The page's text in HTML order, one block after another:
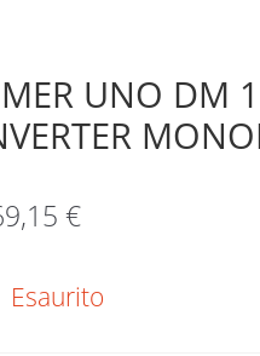
UNO DM
€
Esaurito